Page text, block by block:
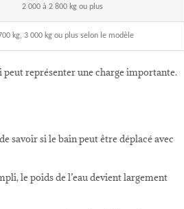
2 000 à 2 800 kg ou plus
kg, 3 000 kg ou plus selon le modèle
représenter une charge importante.
savoir si le bain peut être déplacé avec
le poids de l’eau devient largement